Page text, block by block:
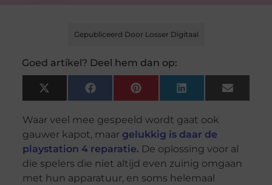
Gepubliceerd Door Losser Digitaal
Goed artikel? Deel hem dan op:
X
(Twitter)
FacebookPinterest LinkedIn Email
Waar veel mee gespeeld wordt gaat ook
gauwer kapot, maar gelukkig is daar de
playstation 4 reparatie. De oplossing voor al
die spelers die niet altijd even zuinig omgaan
met hun apparatuur, en soms helemaal